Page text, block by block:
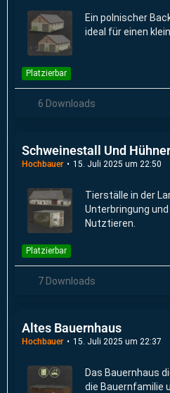
Ein polnischer
ideal für einen
Platzierbar
6 Downloads
Schweinestall Und
Hochbauer 15. Juli 2025 um 22:50
Tierställe in der
Unterbringung
Nutztieren.
Platzierbar
7 Downloads
Altes Bauernhaus
Hochbauer 15. Juli 2025 um 22:37
Das Bauernhaus
die Bauernfamilie